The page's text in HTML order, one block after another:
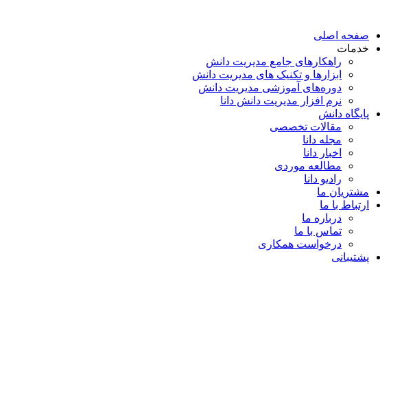
محتوا
صفحه اصلی
خدمات
راهکارهای جامع مدیریت دانش
ابزارها و تکنیک‌ های مدیریت دانش
دوره‌های آموزشی مدیریت دانش
نرم افزار مدیریت دانش دانا
پایگاه دانش
مقالات تخصصی
مجله دانا
اخبار دانا
مطالعه موردی
رادیو دانا
مشتریان ما
ارتباط با ما
درباره ما
تماس با ما
درخواست همکاری
پشتیبانی